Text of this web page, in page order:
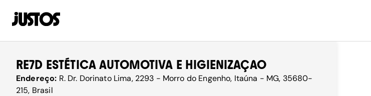
RE7D ESTÉTICA AUTOMOTIVA E HIGIENIZAÇAO
Endereço: R. Dr. Dorinato Lima, 2293 - Morro do Engenho, Itaúna - MG, 35680-
215, Brasil